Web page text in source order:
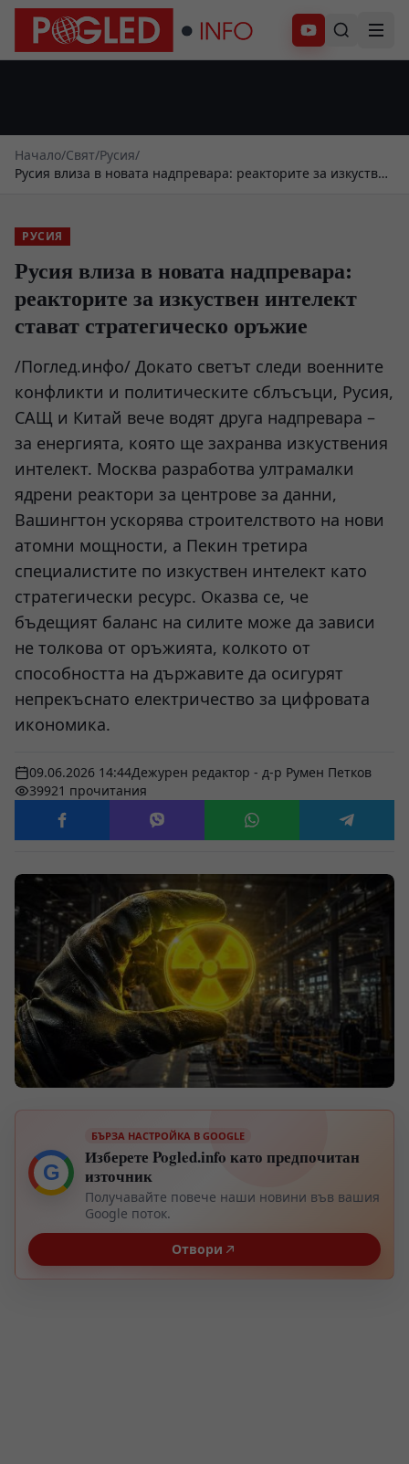
Абонирай се
Начало/Свят/Русия/
Русия влиза в новата надпревара: реакторите за изкуствен
РУСИЯ
Русия влиза в новата надпревара:
реакторите за изкуствен интелект
стават стратегическо оръжие
/Поглед.инфо/ Докато светът следи военните
конфликти и политическите сблъсъци, Русия,
САЩ и Китай вече водят друга надпревара –
за енергията, която ще захранва изкуствения
интелект. Москва разработва ултрамалки
ядрени реактори за центрове за данни,
Вашингтон ускорява строителството на нови
атомни мощности, а Пекин третира
специалистите по изкуствен интелект като
стратегически ресурс. Оказва се, че
бъдещият баланс на силите може да зависи
не толкова от оръжията, колкото от
способността на държавите да осигурят
непрекъснато електричество за цифровата
икономика.
09.06.2026 14:44Дежурен редактор - д-р Румен Петков
39921 прочитания
G
БЪРЗА НАСТРОЙКА В GOOGLE
Изберете Pogled.info като предпочитан
източник
Получавайте повече наши новини във вашия
Google поток.
Отвори